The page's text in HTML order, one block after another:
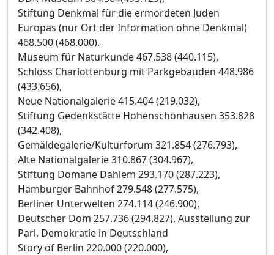
Stiftung Denkmal für die ermordeten Juden
Europas (nur Ort der Information ohne Denkmal)
468.500 (468.000),
Museum für Naturkunde 467.538 (440.115),
Schloss Charlottenburg mit Parkgebäuden 448.986
(433.656),
Neue Nationalgalerie 415.404 (219.032),
Stiftung Gedenkstätte Hohenschönhausen 353.828
(342.408),
Gemäldegalerie/Kulturforum 321.854 (276.793),
Alte Nationalgalerie 310.867 (304.967),
Stiftung Domäne Dahlem 293.170 (287.223),
Hamburger Bahnhof 279.548 (277.575),
Berliner Unterwelten 274.114 (246.900),
Deutscher Dom 257.736 (294.827), Ausstellung zur
Parl. Demokratie in Deutschland
Story of Berlin 220.000 (220.000),